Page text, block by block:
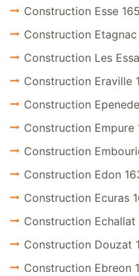
Construction Esse
Construction Etagnac
Construction Les
Construction Eraville
Construction
Construction Empure
Construction
Construction Edon
Construction Ecuras
Construction Echallat
Construction Douzat
Construction Ebreon